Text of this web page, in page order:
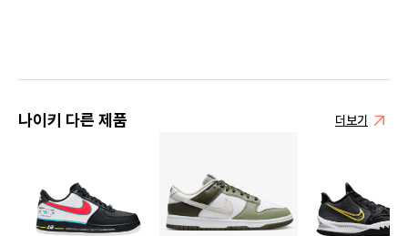
나이키 다른 제품 더보기